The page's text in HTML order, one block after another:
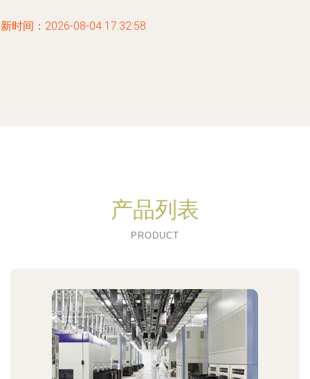
时间：2026-08-04 17:32:58
产品列表
PRODUCT